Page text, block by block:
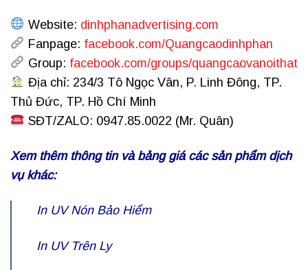
Website: dinhphanadvertising.com
Fanpage: facebook.com/Quangcaodinhphan
Group: facebook.com/groups/quangcaovanoithat
Địa chỉ: 234/3 Tô Ngọc Vân, P. Linh Đông, TP.
Thủ Đức, TP. Hồ Chí Minh
SĐT/ZALO: 0947.85.0022 (Mr. Quân)
Xem thêm thông tin và bảng giá các sản phẩm dịch
vụ khác:
In UV Nón Bảo Hiểm
In UV Trên Ly